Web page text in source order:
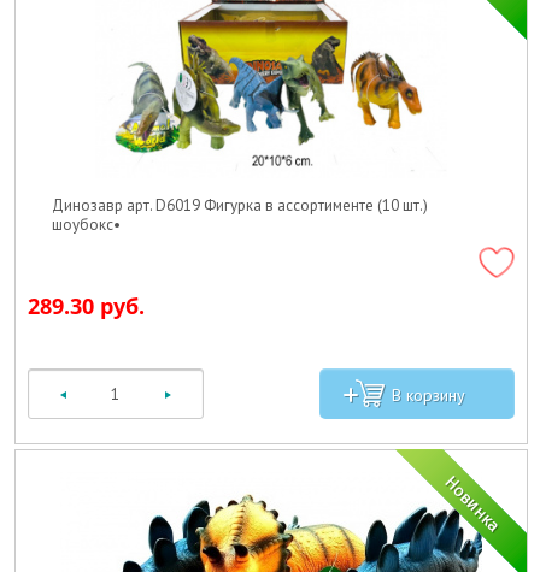
Динозавр арт. D6019 Фигурка в ассортименте (10 шт.)
шоубокс•
289.30 руб.